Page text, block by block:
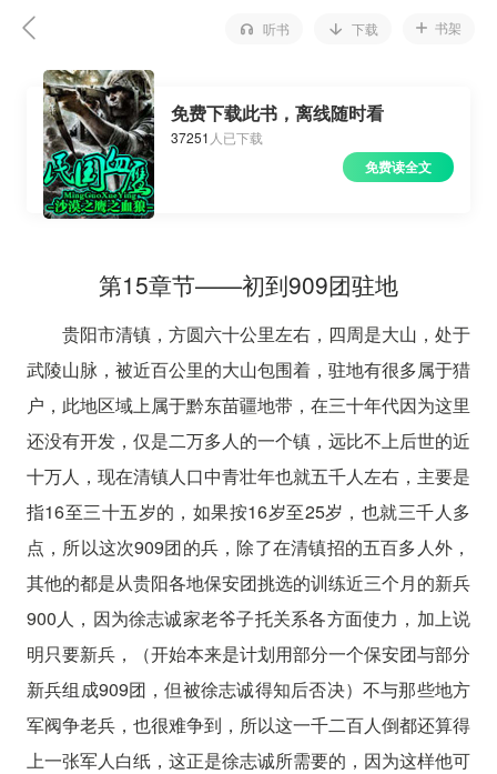
听书 下载 书架
免费下载此书，离线随时看
37251 人已下载
免费读全文
第15章节——初到909团驻地
贵阳市清镇，方圆六十公里左右，四周是大山，处于
武陵山脉，被近百公里的大山包围着，驻地有很多属于猎
户，此地区域上属于黔东苗疆地带，在三十年代因为这里
还没有开发，仅是二万多人的一个镇，远比不上后世的近
十万人，现在清镇人口中青壮年也就五千人左右，主要是
指16至三十五岁的，如果按16岁至25岁，也就三千人多
点，所以这次909团的兵，除了在清镇招的五百多人外，
其他的都是从贵阳各地保安团挑选的训练近三个月的新兵
900人，因为徐志诚家老爷子托关系各方面使力，加上说
明只要新兵，（开始本来是计划用部分一个保安团与部分
新兵组成909团，但被徐志诚得知后否决）不与那些地方
军阀争老兵，也很难争到，所以这一千二百人倒都还算得
上一张军人白纸，这正是徐志诚所需要的，因为这样他可